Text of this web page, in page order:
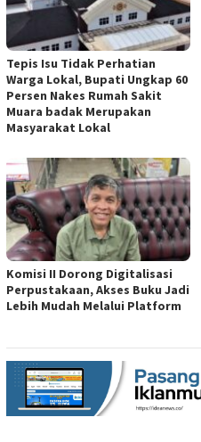
Tepis Isu Tidak Perhatian
Warga Lokal, Bupati Ungkap 60
Persen Nakes Rumah Sakit
Muara badak Merupakan
Masyarakat Lokal
Komisi II Dorong Digitalisasi
Perpustakaan, Akses Buku Jadi
Lebih Mudah Melalui Platform